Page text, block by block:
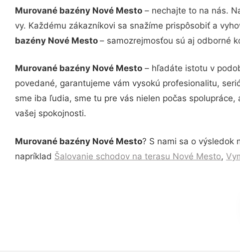
Murované bazény Nové Mesto – nechajte to na nás.
vy. Každému zákazníkovi sa snažíme prispôsobiť a
bazény Nové Mesto – samozrejmosťou sú aj odborné
Murované bazény Nové Mesto – hľadáte istotu v
povedané, garantujeme vám vysokú profesionalitu,
sme iba ľudia, sme tu pre vás nielen počas
vašej spokojnosti.
Murované bazény Nové Mesto? S nami sa o výsledok
napríklad Šalovanie schodov na terasu Nové Mesto,